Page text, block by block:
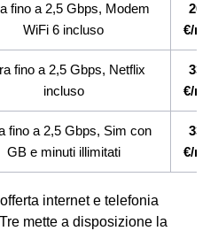
fino a 2,5 Gbps, Modem
WiFi 6 incluso
€/
fino a 2,5 Gbps, Netflix
incluso
€/
fino a 2,5 Gbps, Sim con
GB e minuti illimitati
€/
internet e telefonia
mette a disposizione la